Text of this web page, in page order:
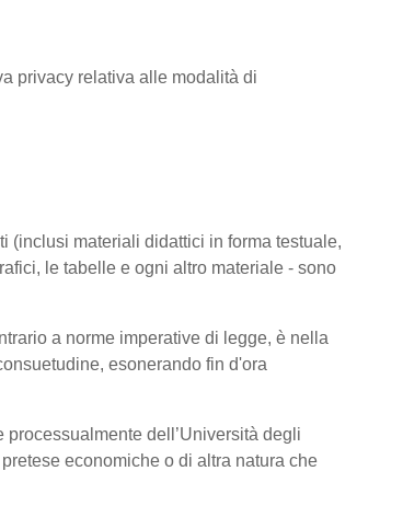
privacy relativa alle modalità di
(inclusi materiali didattici in forma testuale,
le tabelle e ogni altro materiale - sono
a norme imperative di legge, è nella
esonerando fin d'ora
dell’Università degli
economiche o di altra natura che